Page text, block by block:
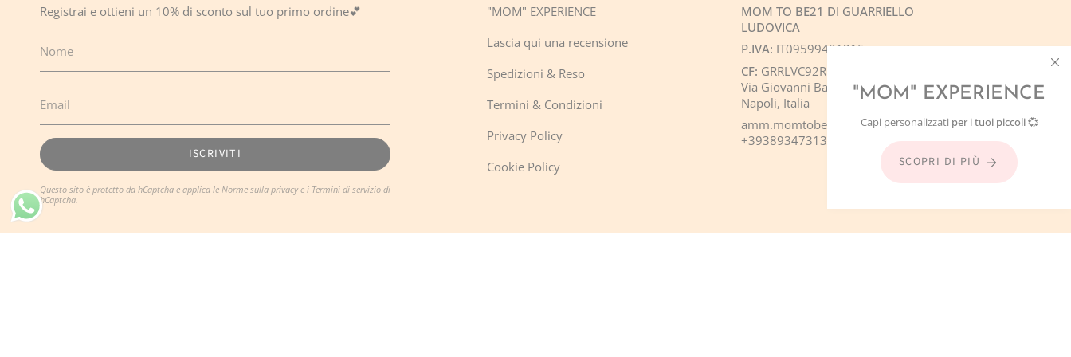
"MOM" EXPERIENCE
Capi personalizzati per i tuoi piccoli💞
SCOPRI DI PIÙ
Registrai e ottieni un 10% di sconto sul tuo primo ordine💕
ISCRIVITI
Questo sito è protetto da hCaptcha e applica le Norme sulla privacye i Termini di servizio di
hCaptcha.
"MOM" EXPERIENCE
Lascia qui una recensione
Spedizioni & Reso
Termini & Condizioni
Privacy Policy
Cookie Policy
MOM TO BE21 DI GUARRIELLO
LUDOVICA
P.IVA: IT09599491215
CF: GRRLVC92R50F839S
Via Giovanni Bausan 11, 80121 Napoli
Napoli, Italia
amm.momtobe21@gmail.com
‪+393893473138‬